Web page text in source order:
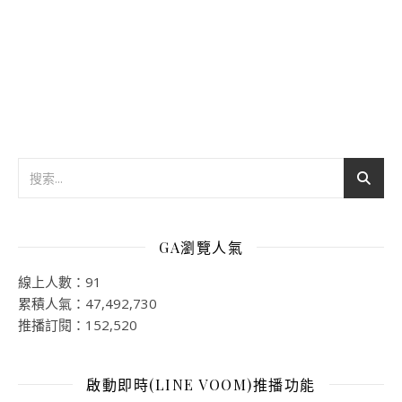
GA瀏覽人氣
線上人數：91
累積人氣：47,492,730
推播訂閱：152,520
啟動即時(LINE VOOM)推播功能